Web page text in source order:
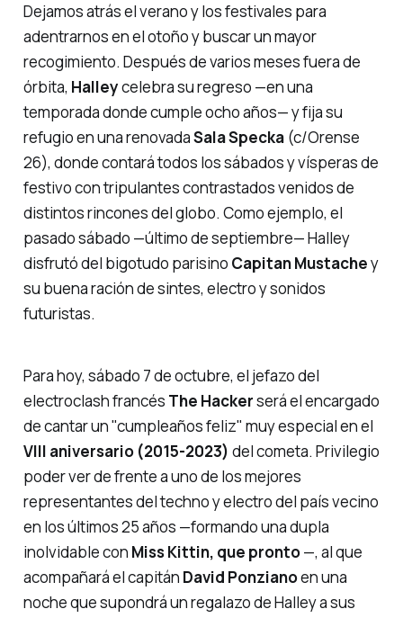
Dejamos atrás el verano y los festivales para
adentrarnos en el otoño y buscar un mayor
recogimiento. Después de varios meses fuera de
órbita, Halleycelebra su regreso —en una
temporada donde cumple ocho años— y fija su
refugio en una renovadaSala Specka(c/Orense
26), donde contará todos los sábados y vísperas de
festivo con tripulantes contrastados venidos de
distintos rincones del globo. Como ejemplo, el
pasado sábado —último de septiembre— Halley
disfrutó del bigotudo parisino Capitan Mustachey
su buena ración de sintes, electro y sonidos
futuristas.
Para hoy, sábado 7 de octubre, el jefazo del
electroclash francés The Hackerserá el encargado
de cantar un "cumpleaños feliz" muy especial en el
VIII aniversario (2015-2023) del cometa. Privilegio
poder ver de frente a uno de los mejores
representantes del techno y electro del país vecino
en los últimos 25 años —formando una dupla
inolvidable con Miss Kittin, que pronto—, al que
acompañará el capitán David Ponzianoen una
noche que supondrá un regalazo de Halley a sus